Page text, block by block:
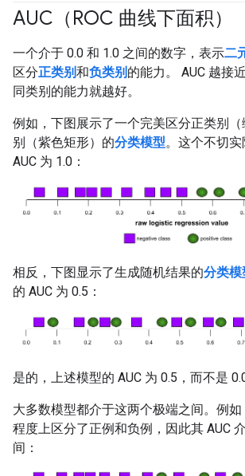
AUC（ROC 曲线下面积）
一个介于 0.0 和 1.0 之间的数字，表示二
区分正类别和负类别 的能力。 AUC 越接
同类别的能力就越好。
例如，下图展示了一个完美区分正类别
别（紫色矩形）的分类模型。这个不切
AUC 为 1.0：
相反，下图显示了生成随机结果的分类模
的 AUC 为 0.5：
是的，上述模型的 AUC 为 0.5，而不是 0.0
大多数模型都介于这两个极端之间。例
程度上区分了正例和负例，因此其 AUC
间：